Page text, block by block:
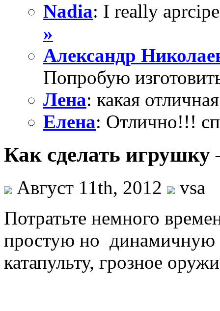
Nadia: I really
»
Александр
Попробую
Лена: какая
Елена: Отлично!!!
Как сделать игрушку
Август 11th, 2012
vsa
Потратьте немного
простую но динамичную
катапульту, грозное